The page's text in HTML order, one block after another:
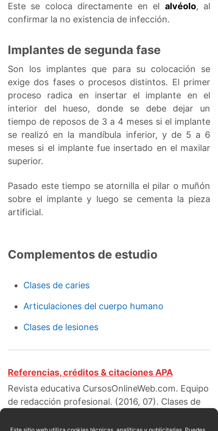
Este se coloca directamente en el alvéolo, al
confirmar la no existencia de infección.
Implantes de segunda fase
Son los implantes que para su colocación se
exige dos fases o procesos distintos. El primer
proceso radica en insertar el implante en el
interior del hueso, donde se debe dejar un
tiempo de reposos de 3 a 4 meses si el implante
se realizó en la mandíbula inferior, y de 5 a 6
meses si el implante fue insertado en el maxilar
superior.
Pasado este tiempo se atornilla el pilar o muñón
sobre el implante y luego se cementa la pieza
artificial.
Complementos de estudio
Clases de caries
Articulaciones del cuerpo humano
Clases de lesiones
Referencias, créditos & citaciones APA
Revista educativa CursosOnlineWeb.com. Equipo
de redacción profesional. (2016, 07). Clases de
Jimeno. Obtenido en fecha 08, 2026, desde el